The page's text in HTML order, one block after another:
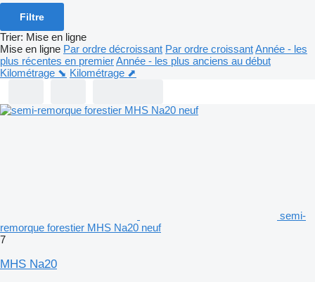
Filtre
Trier: Mise en ligne
Mise en ligne Par ordre décroissant Par ordre croissantAnnée - les
plus récentes en premierAnnée - les plus anciens au début
Kilométrage ⬊ Kilométrage ⬈
semi-
remorque forestier MHS Na20 neuf
7
MHS Na20